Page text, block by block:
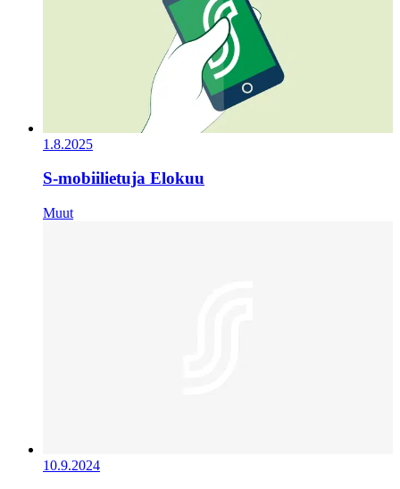
1.8.2025
S-mobiilietuja Elokuu
Muut
10.9.2024